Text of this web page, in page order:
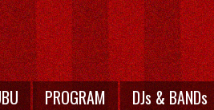
PROGRAM DJs & BANDs